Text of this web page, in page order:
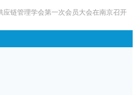
应链管理学会第一次会员大会在南京召开